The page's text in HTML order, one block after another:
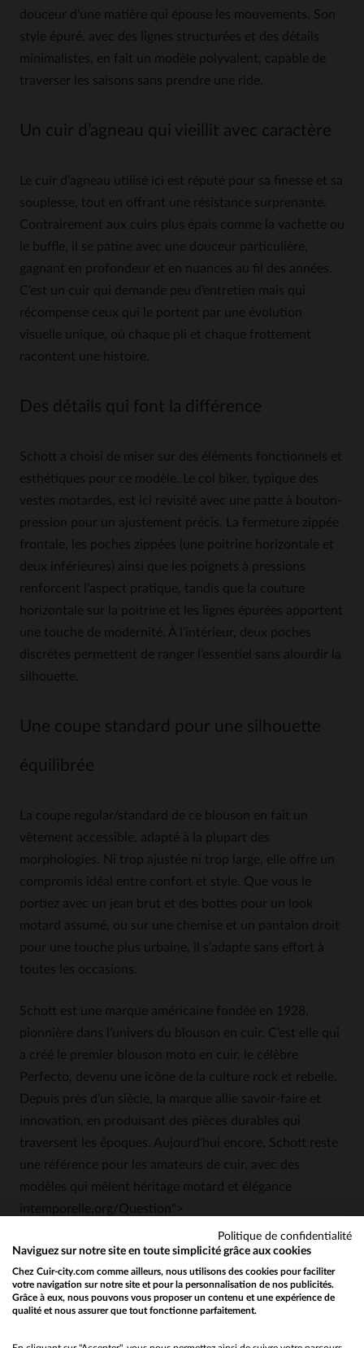
douceur d’une matière qui épouse les mouvements. Son
style épuré, avec des lignes structurées et des détails
minimalistes, en fait un modèle polyvalent, capable de
traverser les saisons sans prendre une ride.
Un cuir d’agneau qui vieillit avec caractère
Le cuir d’agneau utilisé ici est réputé pour sa finesse et sa
souplesse, tout en offrant une résistance surprenante.
Contrairement aux cuirs plus épais comme la vachette ou
le buffle, il se patine avec une douceur particulière,
gagnant en profondeur et en nuances au fil des années.
C’est un cuir qui demande peu d’entretien mais qui
récompense ceux qui le portent par une évolution
visuelle unique, où chaque pli et chaque frottement
racontent une histoire.
Des détails qui font la différence
Schott a choisi de miser sur des éléments fonctionnels et
esthétiques pour ce modèle. Le col biker, typique des
vestes motardes, est ici revisité avec une patte à bouton-
pression pour un ajustement précis. La fermeture zippée
frontale, les poches zippées (une poitrine horizontale et
deux inférieures) ainsi que les poignets à pressions
renforcent l’aspect pratique, tandis que la couture
horizontale sur la poitrine et les lignes épurées apportent
une touche de modernité. À l’intérieur, deux poches
discrètes permettent de ranger l’essentiel sans alourdir la
silhouette.
Une coupe standard pour une silhouette
équilibrée
La coupe regular/standard de ce blouson en fait un
vêtement accessible, adapté à la plupart des
morphologies. Ni trop ajustée ni trop large, elle offre un
compromis idéal entre confort et style. Que vous le
portiez avec un jean brut et des bottes pour un look
motard assumé, ou sur une chemise et un pantalon droit
pour une touche plus urbaine, il s’adapte sans effort à
toutes les occasions.
Schott est une marque américaine fondée en 1928,
pionnière dans l’univers du blouson en cuir. C’est elle qui
a créé le premier blouson moto en cuir, le célèbre
Perfecto, devenu une icône de la culture rock et rebelle.
Depuis près d’un siècle, la marque allie savoir-faire et
innovation, en produisant des pièces durables qui
traversent les époques. Aujourd’hui encore, Schott reste
une référence pour les amateurs de cuir, avec des
modèles qui mêlent héritage motard et élégance
intemporelle.org/Question">
Ce blouson est fabriqué en cuir d'agneau souple et
lisse, généralement d'une épaisseur comprise entre 0,8
et 1,2 mm. Cette finesse offre une grande souplesse
Would you like to be redirected to our English site?
Politique de confidentialité
Naviguez sur notre site en toute simplicité grâce aux cookies
Chez Cuir-city.com comme ailleurs, nous utilisons des cookies pour faciliter
votre navigation sur notre site et pour la personnalisation de nos publicités.
Grâce à eux, nous pouvons vous proposer un contenu et une expérience de
qualité et nous assurer que tout fonctionne parfaitement.